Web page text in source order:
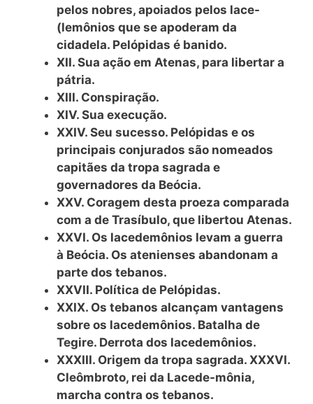
pelos nobres, apoiados pelos lace-
(lemônios que se apoderam da
cidadela. Pelópidas é banido.
XII. Sua ação em Atenas, para libertar a
pátria.
XIII. Conspiração.
XIV. Sua execução.
XXIV. Seu sucesso. Pelópidas e os
principais conjurados são nomeados
capitães da tropa sagrada e
governadores da Beócia.
XXV. Coragem desta proeza comparada
com a de Trasíbulo, que libertou Atenas.
XXVI. Os lacedemônios levam a guerra
à Beócia. Os atenienses abandonam a
parte dos tebanos.
XXVII. Política de Pelópidas.
XXIX. Os tebanos alcançam vantagens
sobre os lacedemônios. Batalha de
Tegire. Derrota dos lacedemônios.
XXXIII. Origem da tropa sagrada. XXXVI.
Cleômbroto, rei da Lacede-mônia,
marcha contra os tebanos.